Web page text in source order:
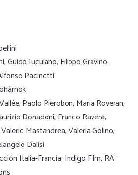
Guido Iuculano, Filippo Gravino.
Pacinotti
Paolo Pierobon, Maria Roveran,
Donadoni, Franco Ravera,
Mastandrea, Valeria Golino,
Dalisi
Italia-Francia; Indigo Film, RAI